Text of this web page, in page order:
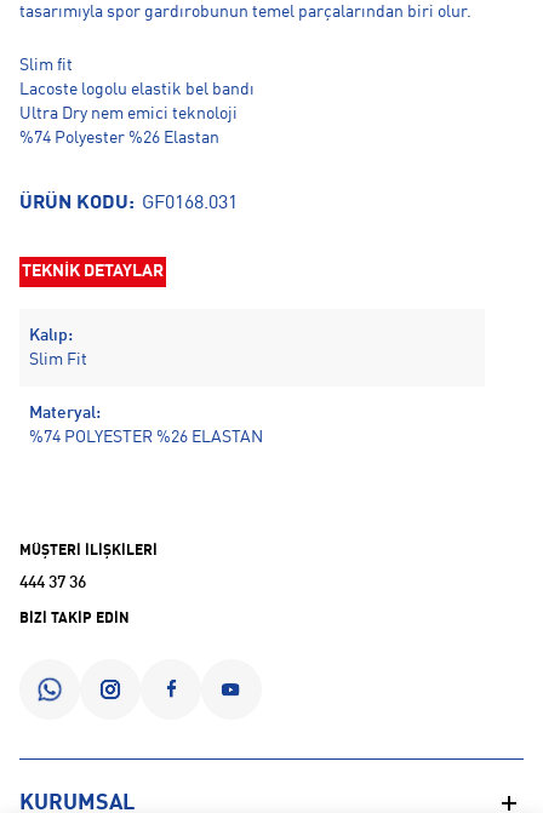
tasarımıyla spor gardırobunun temel parçalarından biri olur.
Slim fit
Lacoste logolu elastik bel bandı
Ultra Dry nem emici teknoloji
%74 Polyester %26 Elastan
ÜRÜN KODU: GF0168.031
TEKNİK DETAYLAR
Kalıp:
Slim Fit
Materyal:
%74 POLYESTER %26 ELASTAN
MÜŞTERİ İLİŞKİLERİ
444 37 36
BİZİ TAKİP EDİN
KURUMSAL